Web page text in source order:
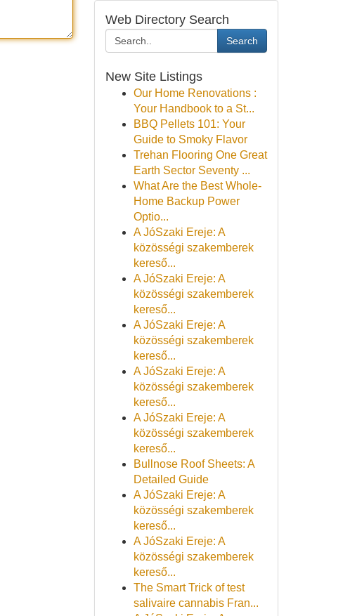
Web Directory Search
Search
New Site Listings
Our Home Renovations :
Your Handbook to a St...
BBQ Pellets 101: Your
Guide to Smoky Flavor
Trehan Flooring One Great
Earth Sector Seventy ...
What Are the Best Whole-
Home Backup Power
Optio...
A JóSzaki Ereje: A
közösségi szakemberek
kereső...
A JóSzaki Ereje: A
közösségi szakemberek
kereső...
A JóSzaki Ereje: A
közösségi szakemberek
kereső...
A JóSzaki Ereje: A
közösségi szakemberek
kereső...
A JóSzaki Ereje: A
közösségi szakemberek
kereső...
Bullnose Roof Sheets: A
Detailed Guide
A JóSzaki Ereje: A
közösségi szakemberek
kereső...
A JóSzaki Ereje: A
közösségi szakemberek
kereső...
The Smart Trick of test
salivaire cannabis Fran...